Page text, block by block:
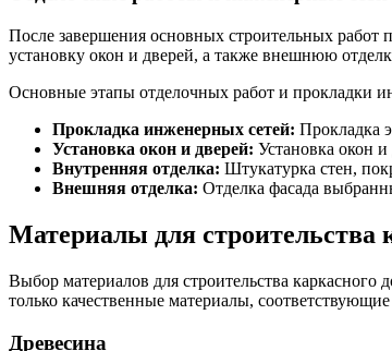
После завершения основных строительных
установку окон и дверей, а также внешнюю
Основные этапы отделочных работ и прокладки
Прокладка инженерных сетей: Прокладка
Установка окон и дверей: Установка окон
Внутренняя отделка: Штукатурка стен,
Внешняя отделка: Отделка фасада
Материалы для строительства
Выбор материалов для строительства каркасного
только качественные материалы,
Древесина